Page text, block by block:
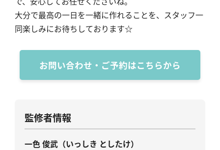
大分で最高の一日を一緒に作れることを、スタッフ一
同楽しみにお待ちしております☆
お問い合わせ・ご予約はこちらから
監修者情報
一色 俊武（いっしき としたけ）